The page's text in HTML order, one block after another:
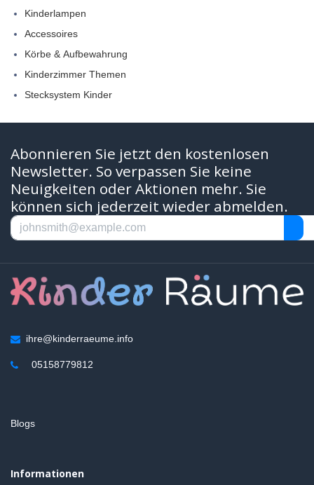
Kinderlampen
Accessoires
Körbe & Aufbewahrung
Kinderzimmer Themen
Stecksystem Kinder
Abonnieren Sie jetzt den kostenlosen
Newsletter. So verpassen Sie keine
Neuigkeiten oder Aktionen mehr. Sie
können sich jederzeit wieder abmelden.
ihre@kinderraeume.info
05158779812
Blogs
Informationen